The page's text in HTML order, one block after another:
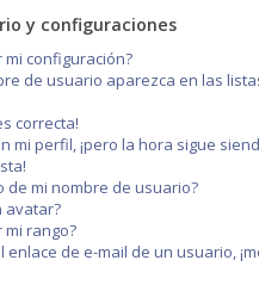
y configuraciones
mi configuración?
de usuario aparezca en las
correcta!
mi perfil, ¡pero la hora sigue
de mi nombre de usuario?
avatar?
mi rango?
enlace de e-mail de un usuario,